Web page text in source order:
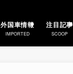
外国車情報
IMPORTED
注目記事
SCOOP